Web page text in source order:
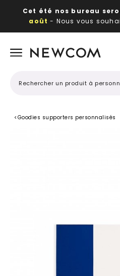
Cet été nos bureau
août - Nous vous
publicitaires
< Goodies supporters personnalisés